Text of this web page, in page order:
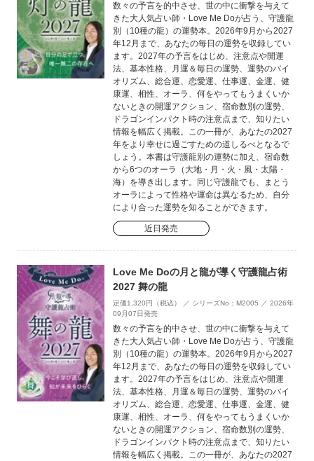
数々の予言を的中させ、世の中に衝撃を与えて
きた大人気占い師・Love Me Doが占う、守護龍
別（10種の龍）の運勢本。2026年9月から2027
年12月まで、あなたの毎日の運勢を収録してい
ます。2027年の予言をはじめ、注意点や開運
法、基本性格、月運＆毎日の運勢、運勢のバイ
オリズム、総合運、恋愛運、仕事運、金運、健
康運、相性、オーラ、何をやってもうまくいか
ないときの開運アクション、宿命数別の運勢、
ドラゴンインパクト時の注意点まで、知りたい
情報を幅広く掲載。この一冊が、あなたの2027
年をより幸せに過ごすための道しるべとなるで
しょう。本書は守護龍別の運勢に加え、宿命数
から6つのオーラ（大地・月・火・風・太陽・
海）を導き出します。同じ守護龍でも、まとう
オーラによって性格や運命は異なるため、自分
により合った運勢を知ることができます。
近日発売
Love Me Doの月と龍が導く守護龍占術
2027 舞の龍
定価1,320円（税込） ／ シリーズNo：M2005 ／ 2026年
09月07日発売
数々の予言を的中させ、世の中に衝撃を与えて
きた大人気占い師・Love Me Doが占う、守護龍
別（10種の龍）の運勢本。2026年9月から2027
年12月まで、あなたの毎日の運勢を収録してい
ます。2027年の予言をはじめ、注意点や開運
法、基本性格、月運＆毎日の運勢、運勢のバイ
オリズム、総合運、恋愛運、仕事運、金運、健
康運、相性、オーラ、何をやってもうまくいか
ないときの開運アクション、宿命数別の運勢、
ドラゴンインパクト時の注意点まで、知りたい
情報を幅広く掲載。この一冊が、あなたの2027